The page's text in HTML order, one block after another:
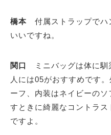
橋本 付属ストラップでハ
いいですね。
関口
ミニバッグは体に
人には05がおすすめです
ーフ、内装はネイビーの
すときに綺麗なコントラ
ですよ。